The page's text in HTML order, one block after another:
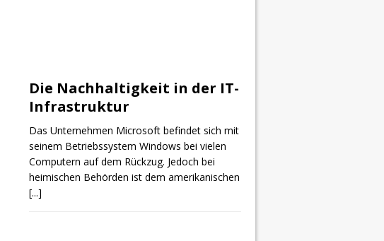
Die Nachhaltigkeit in der IT-
Infrastruktur
Das Unternehmen Microsoft befindet sich mit
seinem Betriebssystem Windows bei vielen
Computern auf dem Rückzug. Jedoch bei
heimischen Behörden ist dem amerikanischen
[...]